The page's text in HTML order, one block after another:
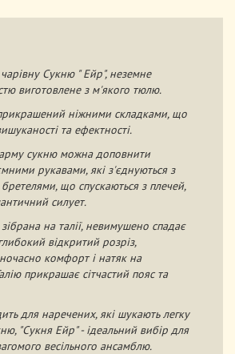
Сукню " Ейр", неземне
виготовлене з м'якого тюлю.
ніжними складками, що
та ефектності.
сукню можна доповнити
рукавами, які з'єднуються з
що спускаються з плечей,
силует.
на талії, невимушено спадає
відкритий розріз,
комфорт і натяк на
прикрашає сітчастий пояс та
для наречених, які шукають легку
"Сукня Ейр" - ідеальний вибір для
весільного ансамблю.